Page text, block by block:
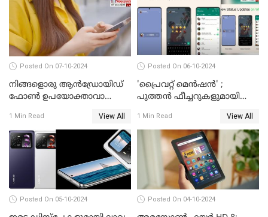
Posted On 07-10-2024
നിങ്ങളൊരു ആൻഡ്രോയിഡ്
ഫോൺ ഉപയോക്താവാണോ?
വാർത്ത!
1 Min Read View All
Posted On 06-10-2024
'പ്രൈവറ്റ് മെന്‍ഷന്‍' ;
പുത്തന്‍ ഫീച്ചറുകളുമായി
1 Min Read View All
Posted On 05-10-2024 Posted On 04-10-2024